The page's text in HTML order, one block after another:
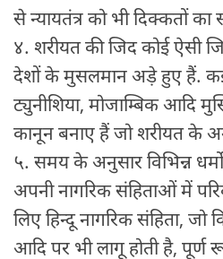
से न्यायतंत्र को भी दिक्कतों का
४. शरीयत की जिद कोई ऐसी
देशों के मुसलमान अड़े हुए हैं.
ट्युनीशिया, मोजाम्बिक आदि
कानून बनाए हैं जो शरीयत के
५. समय के अनुसार विभिन्न
अपनी नागरिक संहिताओं में
लिए हिन्दू नागरिक संहिता, जो
आदि पर भी लागू होती है, पूर्ण